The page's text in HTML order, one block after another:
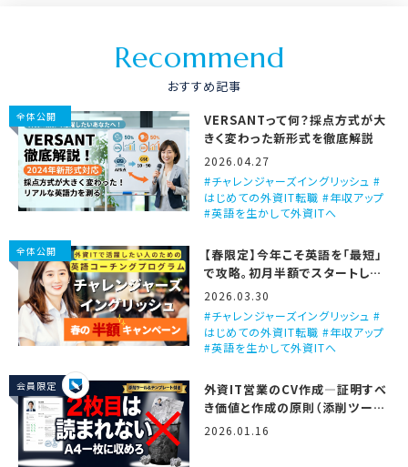
Recommend
おすすめ記事
全体公開
VERSANTって何？採点方式が大
きく変わった新形式を徹底解説
2026.04.27
チャレンジャーズイングリッシュ #
はじめての外資IT転職 #年収アップ
#英語を生かして外資ITへ
全体公開
【春限定】今年こそ英語を「最短」
で攻略。初月半額でスタートしま
せんか？
2026.03.30
チャレンジャーズイングリッシュ #
はじめての外資IT転職 #年収アップ
#英語を生かして外資ITへ
会員限定
外資IT営業のCV作成―証明すべ
き価値と作成の原則（添削ツール
＆テンプレート付き）
2026.01.16